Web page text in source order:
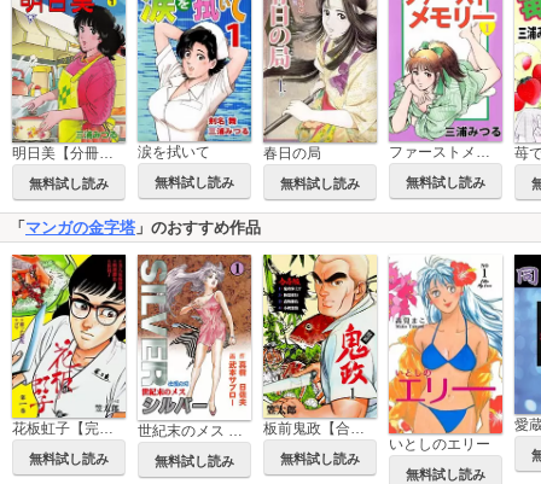
明日美【分冊版】
無料試し読み
涙を拭いて
無料試し読み
春日の局
無料試し読み 無料試し読み
「 マンガの金字塔 」のおすすめ作品
花板虹子【完全版】
無料試し読み
世紀末のメス シルバー
無料試し読み
板前鬼政【合本版】
無料試し読み
いとしのエリー
無料試し読み
愛